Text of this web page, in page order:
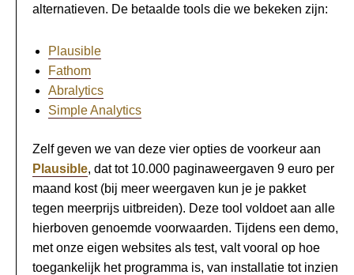
alternatieven. De betaalde tools die we bekeken zijn:
Plausible
Fathom
Abralytics
Simple Analytics
Zelf geven we van deze vier opties de voorkeur aan
Plausible, dat tot 10.000 paginaweergaven 9 euro per
maand kost (bij meer weergaven kun je je pakket
tegen meerprijs uitbreiden). Deze tool voldoet aan alle
hierboven genoemde voorwaarden. Tijdens een demo,
met onze eigen websites als test, valt vooral op hoe
toegankelijk het programma is, van installatie tot inzien